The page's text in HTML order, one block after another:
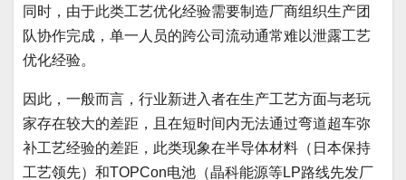
同时，由于此类工艺优化经验需要制造厂商组织生产团
队协作完成，单一人员的跨公司流动通常难以泄露工艺
优化经验。
因此，一般而言，行业新进入者在生产工艺方面与老玩
家存在较大的差距，且在短时间内无法通过弯道超车弥
补工艺经验的差距，此类现象在半导体材料（日本保持
工艺领先）和TOPCon电池（晶科能源等LP路线先发厂